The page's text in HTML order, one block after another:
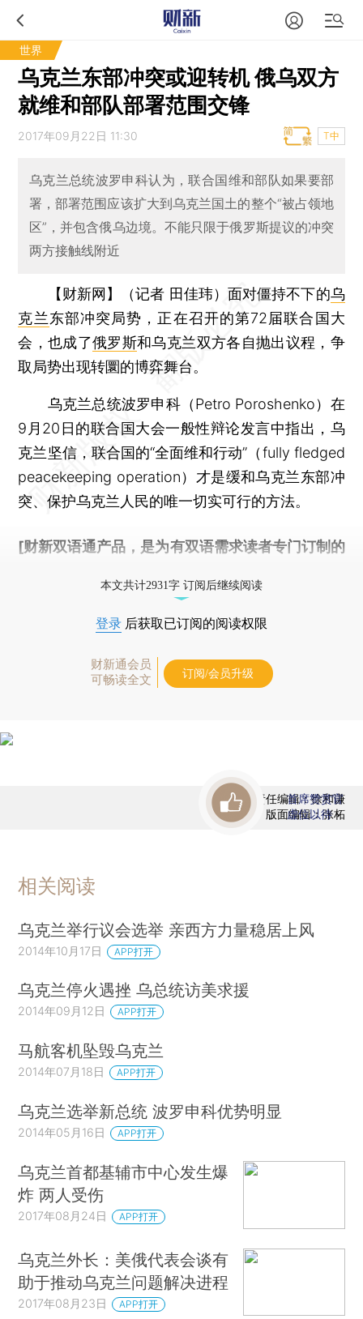
世界
乌克兰东部冲突或迎转机 俄乌双方
就维和部队部署范围交锋
2017年09月22日 11:30 T中
乌克兰总统波罗申科认为，联合国维和部队如果要部
署，部署范围应该扩大到乌克兰国土的整个“被占领地
区”，并包含俄乌边境。不能只限于俄罗斯提议的冲突
两方接触线附近
【财新网】（记者 田佳玮） 面对僵持不下的乌
克兰东部冲突局势，正在召开的第72届联合国大
会，也成了俄罗斯和乌克兰双方各自抛出议程，争
取局势出现转圜的博弈舞台。
乌克兰总统波罗申科（Petro Poroshenko）在
9月20日的联合国大会一般性辩论发言中指出，乌
克兰坚信，联合国的“全面维和行动”（fully fledged
peacekeeping operation）才是缓和乌克兰东部冲
突、保护乌克兰人民的唯一切实可行的方法。
[财新双语通产品，是为有双语需求读者专门订制的
本文共计2931字 订阅后继续阅读
登录 后获取已订阅的阅读权限
财新通会员
可畅读全文
订阅/会员升级
责任编辑：徐和谦
版面编辑：张柘
首席赞赏官
虚位以待
相关阅读
乌克兰举行议会选举 亲西方力量稳居上风
2014年10月17日 APP打开
乌克兰停火遇挫 乌总统访美求援
2014年09月12日 APP打开
马航客机坠毁乌克兰
2014年07月18日 APP打开
乌克兰选举新总统 波罗申科优势明显
2014年05月16日 APP打开
乌克兰首都基辅市中心发生爆
炸 两人受伤
2017年08月24日 APP打开
乌克兰外长：美俄代表会谈有
助于推动乌克兰问题解决进程
2017年08月23日 APP打开